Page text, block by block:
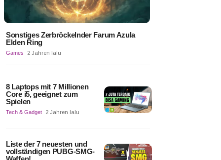
Sonstiges Zerbröckelnder Farum Azula
Elden Ring
Games 2 Jahren lalu
8 Laptops mit 7 Millionen
Core i5, geeignet zum
Spielen
Tech & Gadget 2 Jahren lalu
Liste der 7 neuesten und
vollständigen PUBG-SMG-